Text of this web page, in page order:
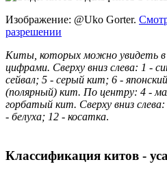
Изображение: @Uko Gorter.
разрешении
Киты, которых можно увидеть в
цифрами. Сверху вниз слева: 1 -
сейвал; 5 - серый кит; 6 -
(полярный) кит. По центру: 4 -
горбатый кит. Сверху вниз
- белуха; 12 - косатка.
Классификация китов -